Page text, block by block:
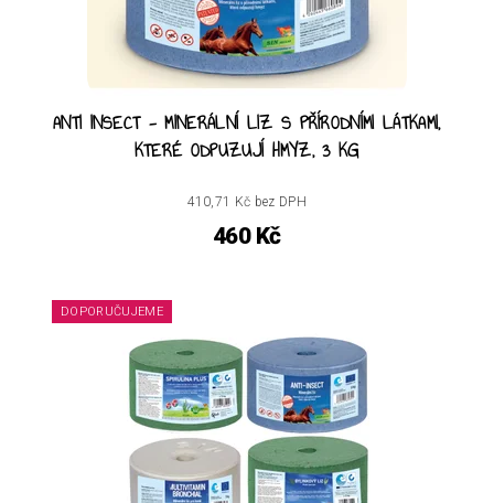
ANTI INSECT - MINERÁLNÍ LIZ S PŘÍRODNÍMI LÁTKAMI,
KTERÉ ODPUZUJÍ HMYZ, 3 KG
410,71 Kč bez DPH
460 Kč
DOPORUČUJEME